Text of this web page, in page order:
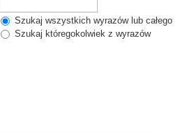
Szukaj wszystkich wyrazów lub całego
Szukaj któregokolwiek z wyrazów